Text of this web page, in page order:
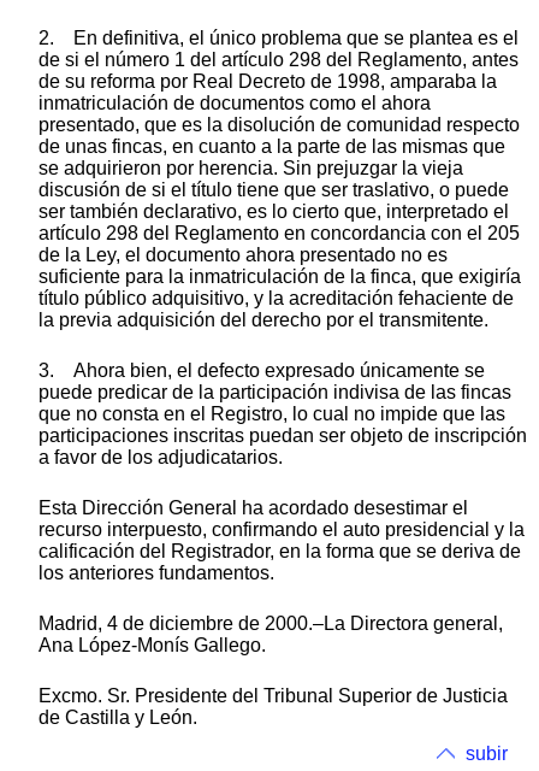
2. En definitiva, el único problema que se plantea es el
de si el número 1 del artículo 298 del Reglamento, antes
de su reforma por Real Decreto de 1998, amparaba la
inmatriculación de documentos como el ahora
presentado, que es la disolución de comunidad respecto
de unas fincas, en cuanto a la parte de las mismas que
se adquirieron por herencia. Sin prejuzgar la vieja
discusión de si el título tiene que ser traslativo, o puede
ser también declarativo, es lo cierto que, interpretado el
artículo 298 del Reglamento en concordancia con el 205
de la Ley, el documento ahora presentado no es
suficiente para la inmatriculación de la finca, que exigiría
título público adquisitivo, y la acreditación fehaciente de
la previa adquisición del derecho por el transmitente.
3. Ahora bien, el defecto expresado únicamente se
puede predicar de la participación indivisa de las fincas
que no consta en el Registro, lo cual no impide que las
participaciones inscritas puedan ser objeto de inscripción
a favor de los adjudicatarios.
Esta Dirección General ha acordado desestimar el
recurso interpuesto, confirmando el auto presidencial y la
calificación del Registrador, en la forma que se deriva de
los anteriores fundamentos.
Madrid, 4 de diciembre de 2000.–La Directora general,
Ana López-Monís Gallego.
Excmo. Sr. Presidente del Tribunal Superior de Justicia
de Castilla y León.
subir